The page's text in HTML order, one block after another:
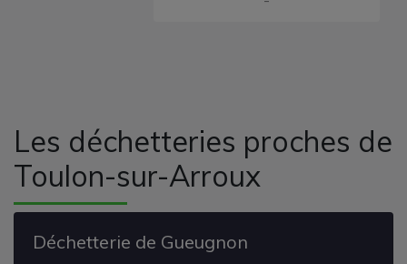
Les déchetteries proches de
Toulon-sur-Arroux
Déchetterie de Gueugnon